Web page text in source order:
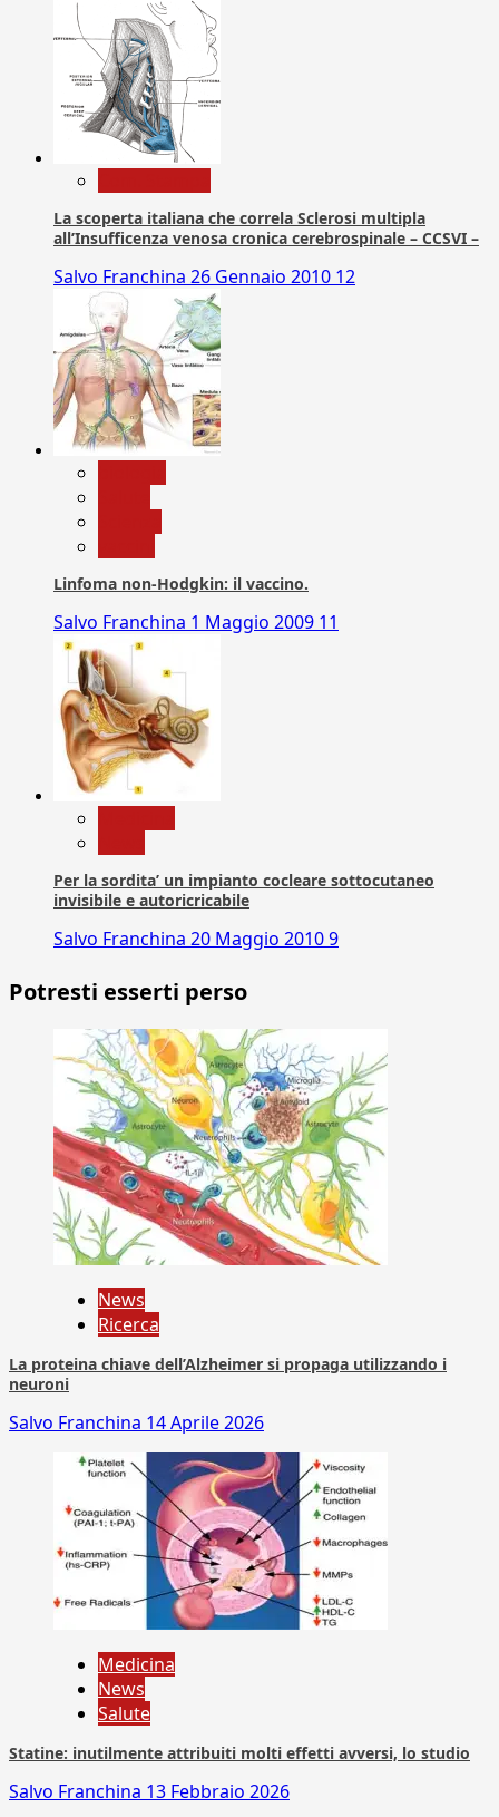
La scoperta italiana che correla Sclerosi multipla
all’Insufficenza venosa cronica cerebrospinale – CCSVI –
Salvo Franchina 26 Gennaio 2010 12
Linfoma non-Hodgkin: il vaccino.
Salvo Franchina 1 Maggio 2009 11
Per la sordita’ un impianto cocleare sottocutaneo
invisibile e autoricricabile
Salvo Franchina 20 Maggio 20109
Potresti esserti perso
News
Ricerca
La proteina chiave dell’Alzheimer si propaga utilizzando i
neuroni
Salvo Franchina 14 Aprile 2026
Medicina
News
Salute
Statine: inutilmente attribuiti molti effetti avversi, lo studio
Salvo Franchina 13 Febbraio 2026